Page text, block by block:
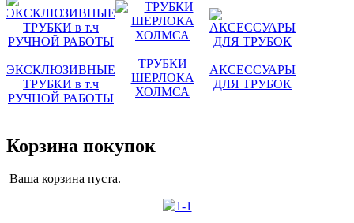
ЭКСКЛЮЗИВНЫЕ
ТРУБКИ в т.ч
РУЧНОЙ РАБОТЫ
ТРУБКИ
ШЕРЛОКА
ХОЛМСА
АКСЕССУАРЫ
ДЛЯ ТРУБОК
Корзина покупок
Ваша корзина пуста.